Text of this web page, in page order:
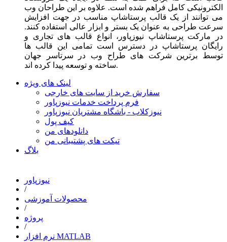
الکترونیکی کامل فراهم شده است. علاوه بر این طراحان وب
می توانند از یک قالب پرستاشاپ مناسب در جهت افزایش
سرعت طراحی به عنوان یک بستر و ابزار عالی استفاده کنند.
در مارکت پرستاشاپ نیوزپاور، انواع قالب های تجاری و
رایگان پرستاشاپ در دسترس است تمامی این قالب ها
توسط برترین شرکت های طراح وب در سرتاسر جهان
ساخته و توسعه پیدا کرده اند.
لینک های ویژه
سفارش خرید از سایت های خارجی
فرم پرداخت خدمات نیوزپاور
نیوزکلاب - باشگاه مشتریان نیوزپاور
کیف پول
دانلودهای من
تیکت های پشتیبانی من
بلاگ
نیوزپاور
/
محصولات آموزشی
/
پروژه
/
نرم افزار MATLAB